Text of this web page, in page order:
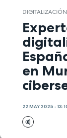
DIGITALIZACIÓN
en
22 MAY 2025 -